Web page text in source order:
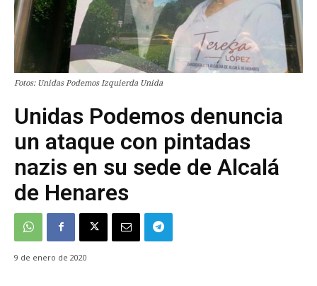
Fotos: Unidas Podemos Izquierda Unida
Unidas Podemos denuncia
un ataque con pintadas
nazis en su sede de Alcalá
de Henares
9 de enero de 2020